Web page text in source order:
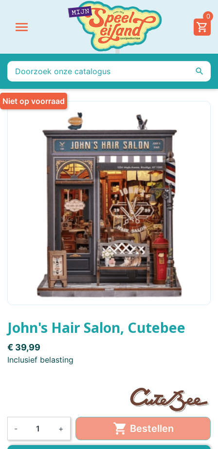

0

Niet op voorraad
John's Hair Salon, Cutebee
€ 39,99
Inclusief belasting
- +  Bestellen